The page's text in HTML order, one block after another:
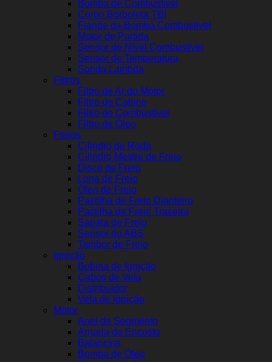
Bomba de Combustível
Corpo Borboleta TBI
Flange da Bomba Combustível
Motor de Partida
Sensor de Nível Combustível
Sensor de Temperatura
Sonda Lambda
Filtros
Filtro de Ar do Motor
Filtro de Cabine
Filtro de Combustível
Filtro de Óleo
Freios
Cilindro de Roda
Cilindro Mestre de Freio
Disco de Freio
Lona de Freio
Óleo de Freio
Pastilha de Freio Dianteiro
Pastilha de Freio Traseira
Sapata de Freio
Sensor do ABS
Tambor de Freio
Ignição
Bobina de Ignição
Cabos de Vela
Distribuidor
Vela de Ignição
Motor
Anel de Segmento
Arruela de Encosto
Balancins
Bomba de Óleo